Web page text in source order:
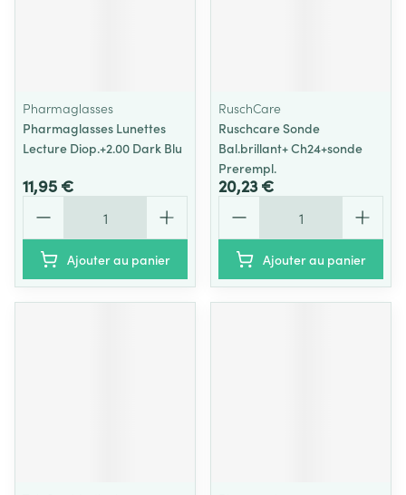
Pharmaglasses
Pharmaglasses Lunettes
Lecture Diop.+2.00 Dark Blu
11,95 €
Ajouter au panier
RuschCare
Ruschcare Sonde
Bal.brillant+ Ch24+sonde
Prerempl.
20,23 €
Ajouter au panier